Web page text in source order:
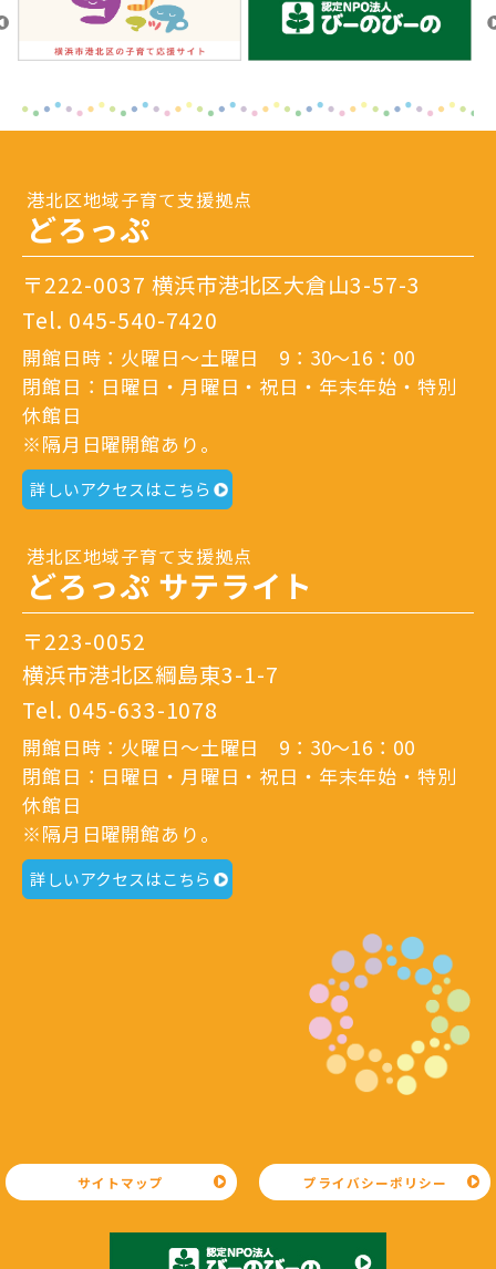
港北区地域子育て支援拠点
どろっぷ
〒222-0037 横浜市港北区大倉山3-57-3
Tel. 045-540-7420
開館日時：火曜日～土曜日 9：30～16：00
閉館日：日曜日・月曜日・祝日・年末年始・特別
休館日
※隔月日曜開館あり。
詳しいアクセスはこちら
港北区地域子育て支援拠点
どろっぷ サテライト
〒223-0052
横浜市港北区綱島東3-1-7
Tel. 045-633-1078
開館日時：火曜日～土曜日 9：30～16：00
閉館日：日曜日・月曜日・祝日・年末年始・特別
休館日
※隔月日曜開館あり。
詳しいアクセスはこちら
サイトマップ プライバシーポリシー